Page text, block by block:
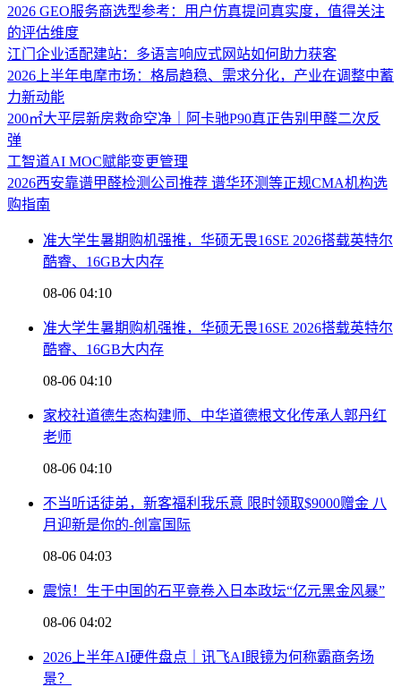
2026 GEO服务商选型参考：用户仿真提问真实度，值得关注
的评估维度
江门企业适配建站：多语言响应式网站如何助力获客
2026上半年电摩市场：格局趋稳、需求分化，产业在调整中蓄
力新动能
200㎡大平层新房救命空净｜阿卡驰P90真正告别甲醛二次反
弹
工智道AI MOC赋能变更管理
2026西安靠谱甲醛检测公司推荐 谱华环测等正规CMA机构选
购指南
准大学生暑期购机强推，华硕无畏16SE 2026搭载英特尔
酷睿、16GB大内存
08-06 04:10
准大学生暑期购机强推，华硕无畏16SE 2026搭载英特尔
酷睿、16GB大内存
08-06 04:10
家校社道德生态构建师、中华道德根文化传承人郭丹红
老师
08-06 04:10
不当听话徒弟，新客福利我乐意 限时领取$9000赠金 八
月迎新是你的-创富国际
08-06 04:03
震惊！生于中国的石平竟卷入日本政坛“亿元黑金风暴”
08-06 04:02
2026上半年AI硬件盘点｜讯飞AI眼镜为何称霸商务场
景？